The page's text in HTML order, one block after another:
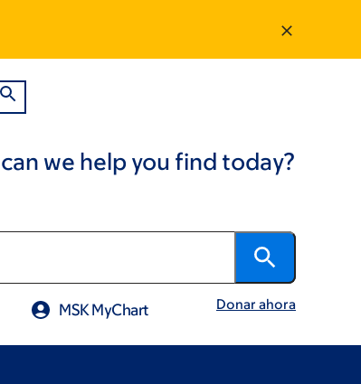
we help you find today?
MSK MyChart Donar ahora